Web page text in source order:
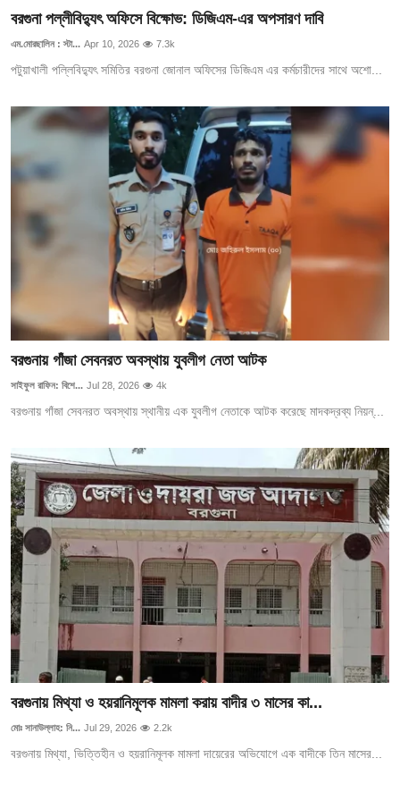
বরগুনা পল্লীবিদ্যুৎ অফিসে বিক্ষোভ: ডিজিএম-এর অপসারণ দাবি
এম.মোরছালিন : স্টা... Apr 10, 2026 7.3k
পটুয়াখালী পল্লিবিদ্যুৎ সমিতির বরগুনা জোনাল অফিসের ডিজিএম এর কর্মচারীদের সাথে অশো...
বরগুনায় গাঁজা সেবনরত অবস্থায় যুবলীগ নেতা আটক
সাইফুল রাফিন: বিশে... Jul 28, 2026 4k
বরগুনায় গাঁজা সেবনরত অবস্থায় স্থানীয় এক যুবলীগ নেতাকে আটক করেছে মাদকদ্রব্য নিয়ন্...
বরগুনায় মিথ্যা ও হয়রানিমূলক মামলা করায় বাদীর ৩ মাসের কা...
মোঃ সানাউল্লাহ: নি... Jul 29, 2026 2.2k
বরগুনায় মিথ্যা, ভিত্তিহীন ও হয়রানিমূলক মামলা দায়েরের অভিযোগে এক বাদীকে তিন মাসের...